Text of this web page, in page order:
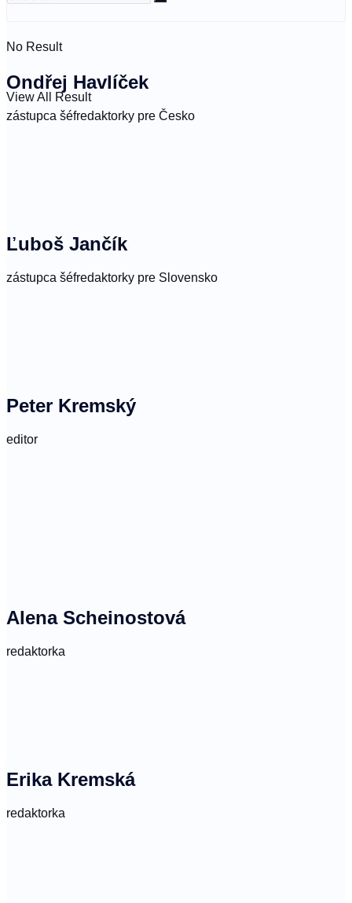
No Result
View All Result
Ondřej Havlíček
zástupca šéfredaktorky pre Česko
Ľuboš Jančík
zástupca šéfredaktorky pre Slovensko
Peter Kremský
editor
Alena Scheinostová
redaktorka
Erika Kremská
redaktorka